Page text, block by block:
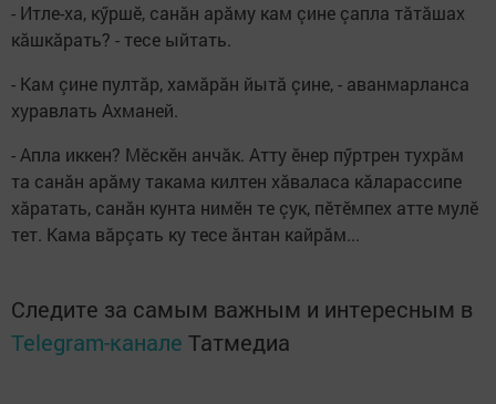
- Итле-ха, кӳршӗ, санăн арăму кам çине çапла тăтăшах
кăшкăрать? - тесе ыйтать.
- Кам çине пултăр, хамăрăн йытă çине, - аванмарланса
хуравлать Ахманей.
- Апла иккен? Мӗскӗн анчăк. Атту ӗнер пӳртрен тухрăм
та санăн арăму такама килтен хăваласа кăларассипе
хăратать, санăн кунта нимӗн те çук, пӗтӗмпех атте мулӗ
тет. Кама вăрçать ку тесе ăнтан кайрăм...
Следите за самым важным и интересным в
Telegram-канале Татмедиа